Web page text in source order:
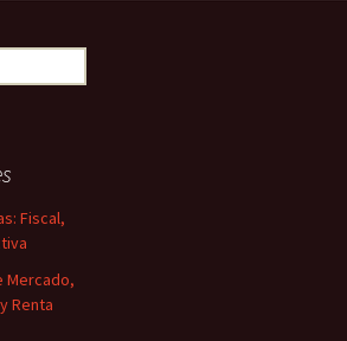
Fiscal,
Mercado,
Renta